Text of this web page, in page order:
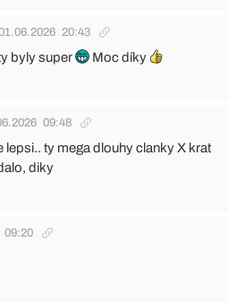
20:43
byly super Moc díky
09:48
lepsi.. ty mega dlouhy clanky X krat
diky
09:20